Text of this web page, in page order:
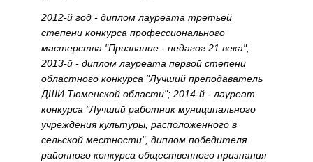
2012-й год - диплом лауреата третьей
степени конкурса профессионального
мастерства "Призвание - педагог 21 века";
2013-й - диплом лауреата первой степени
областного конкурса "Лучший преподаватель
ДШИ Тюменской области"; 2014-й - лауреат
конкурса "Лучший работник муниципального
учреждения культуры, расположенного в
сельской местности", диплом победителя
районного конкурса общественного признания